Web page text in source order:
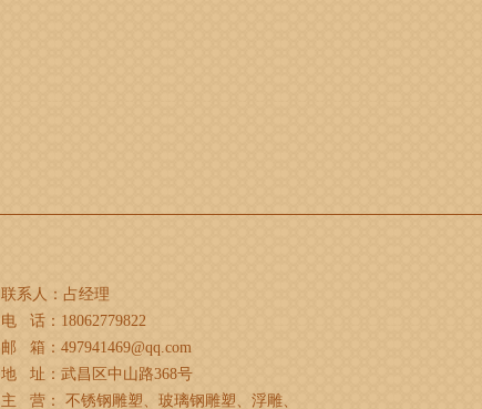
联系人：占经理
电 话：18062779822
邮 箱：497941469@qq.com
地 址：武昌区中山路368号
主 营： 不锈钢雕塑、玻璃钢雕塑、浮雕、